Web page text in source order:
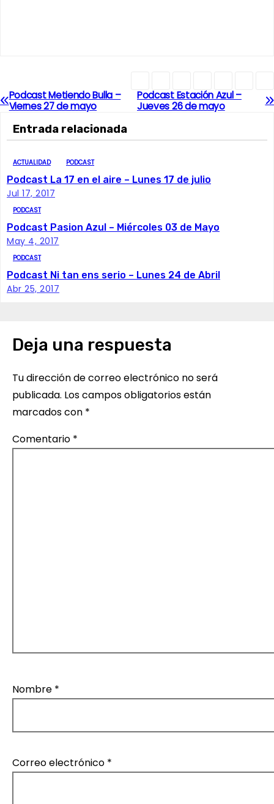
N
e
g
a
Podcast Estación Azul –
Jueves 26 de mayo
Podcast Metiendo Bulla –
Viernes 27 de mayo
Entrada relacionada
ACTUALIDAD PODCAST
Podcast La 17 en el aire – Lunes 17 de julio
Jul 17, 2017
PODCAST
Podcast Pasion Azul – Miércoles 03 de Mayo
May 4, 2017
PODCAST
Podcast Ni tan ens serio – Lunes 24 de Abril
Abr 25, 2017
Deja una respuesta
Tu dirección de correo electrónico no será
publicada. Los campos obligatorios están
marcados con *
Comentario *
Nombre *
Correo electrónico *